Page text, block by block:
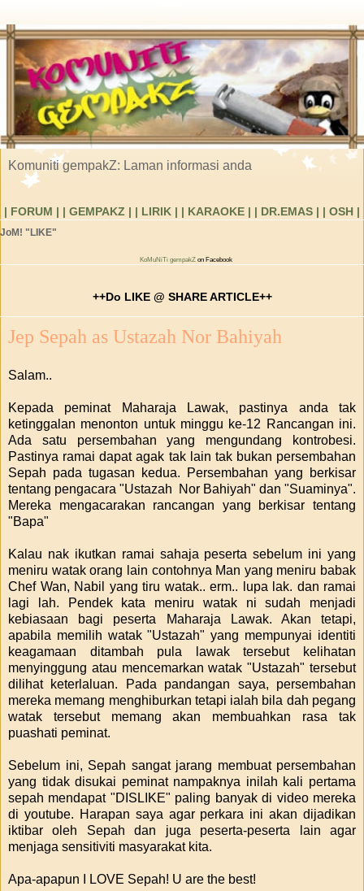
Komuniti gempakZ: Laman informasi anda
| FORUM | | GEMPAKZ | | LIRIK | | KARAOKE | | DR.EMAS | | OSH |
JoM! "LIKE"
KoMuNiTi gempakZ on Facebook
++Do LIKE @ SHARE ARTICLE++
Jep Sepah as Ustazah Nor Bahiyah
Salam..
Kepada peminat Maharaja Lawak, pastinya anda tak
ketinggalan menonton untuk minggu ke-12 Rancangan ini.
Ada satu persembahan yang mengundang kontrobesi.
Pastinya ramai dapat agak tak lain tak bukan persembahan
Sepah pada tugasan kedua. Persembahan yang berkisar
tentang pengacara "Ustazah Nor Bahiyah" dan "Suaminya".
Mereka mengacarakan rancangan yang berkisar tentang
"Bapa"
Kalau nak ikutkan ramai sahaja peserta sebelum ini yang
meniru watak orang lain contohnya Man yang meniru babak
Chef Wan, Nabil yang tiru watak.. erm.. lupa lak. dan ramai
lagi lah. Pendek kata meniru watak ni sudah menjadi
kebiasaan bagi peserta Maharaja Lawak. Akan tetapi,
apabila memilih watak "Ustazah" yang mempunyai identiti
keagamaan ditambah pula lawak tersebut kelihatan
menyinggung atau mencemarkan watak "Ustazah" tersebut
dilihat keterlaluan. Pada pandangan saya, persembahan
mereka memang menghiburkan tetapi ialah bila dah pegang
watak tersebut memang akan membuahkan rasa tak
puashati peminat.
Sebelum ini, Sepah sangat jarang membuat persembahan
yang tidak disukai peminat nampaknya inilah kali pertama
sepah mendapat "DISLIKE" paling banyak di video mereka
di youtube. Harapan saya agar perkara ini akan dijadikan
iktibar oleh Sepah dan juga peserta-peserta lain agar
menjaga sensitiviti masyarakat kita.
Apa-apapun I LOVE Sepah! U are the best!